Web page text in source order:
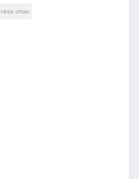
viktor orban